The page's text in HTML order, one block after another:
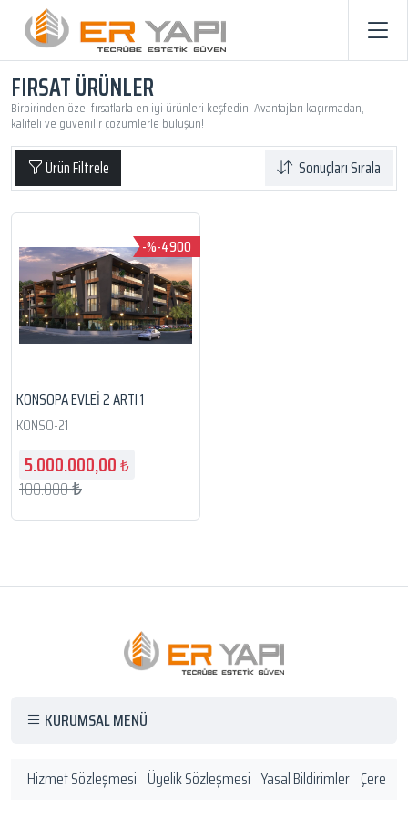
FIRSAT ÜRÜNLER
Birbirinden özel fırsatlarla en iyi ürünleri keşfedin. Avantajları kaçırmadan,
kaliteli ve güvenilir çözümlerle buluşun!
Ürün Filtrele Sonuçları Sırala
-%-4900
KONSOPA EVLEI 2 ARTI 1
KONSO-21
5.000.000,00₺
100.000 ₺
KURUMSAL MENÜ
Hizmet Sözleşmesi Üyelik Sözleşmesi Yasal Bildirimler Çerez